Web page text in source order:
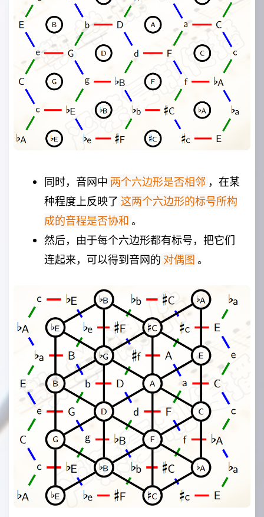
同时，音网中 两个六边形是否相邻 ，在某
种程度上反映了 这两个六边形的标号所构
成的音程是否协和 。
然后，由于每个六边形都有标号，把它们
连起来，可以得到音网的 对偶图 。